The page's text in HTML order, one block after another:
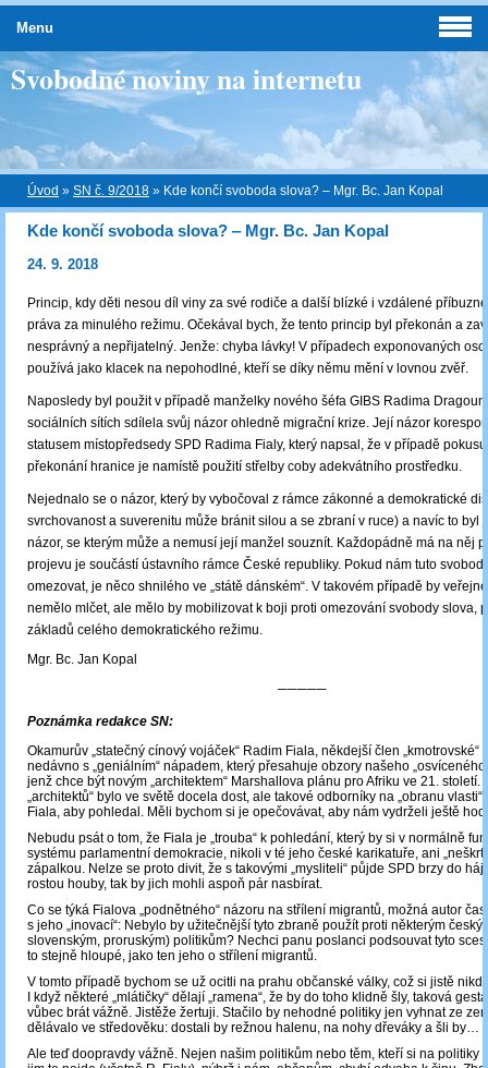
Svobodné noviny na internetu
Úvod » SN č. 9/2018 » Kde končí svoboda slova? ‒ Mgr. Bc. Jan Kopal
Kde končí svoboda slova? ‒ Mgr. Bc. Jan Kopal
24. 9. 2018
Princip, kdy děti nesou díl viny za své rodiče a další blízké i vzdálené
práva za minulého režimu. Očekával bych, že tento princip byl překonán a
nesprávný a nepřijatelný. Jenže: chyba lávky! V případech exponovaných
používá jako klacek na nepohodlné, kteří se díky němu mění v lovnou zvěř.
Naposledy byl použit v případě manželky nového šéfa GIBS Radima
sociálních sítích sdílela svůj názor ohledně migrační krize. Její názor
statusem místopředsedy SPD Radima Fialy, který napsal, že v případě
překonání hranice je namístě použití střelby coby adekvátního prostředku.
Nejednalo se o názor, který by vybočoval z rámce zákonné a demokratické
svrchovanost a suverenitu může bránit silou a se zbraní v ruce) a navíc to byl
názor, se kterým může a nemusí její manžel souznít. Každopádně má na něj
projevu je součástí ústavního rámce České republiky. Pokud nám tuto
omezovat, je něco shnilého ve „státě dánském“. V takovém případě by
nemělo mlčet, ale mělo by mobilizovat k boji proti omezování svobody slova,
základů celého demokratického režimu.
Mgr. Bc. Jan Kopal
─────
Poznámka redakce SN:
Okamurův „statečný cínový vojáček“ Radim Fiala, někdejší člen „kmotrovské“
nedávno s „geniálním“ nápadem, který přesahuje obzory našeho
jenž chce být novým „architektem“ Marshallova plánu pro Afriku ve 21. století.
„architektů“ bylo ve světě docela dost, ale takové odborníky na „obranu
Fiala, aby pohledal. Měli bychom si je opečovávat, aby nám vydrželi ještě
Nebudu psát o tom, že Fiala je „trouba“ k pohledání, který by si v normálně
systému parlamentní demokracie, nikoli v té jeho české karikatuře, ani
zápalkou. Nelze se proto divit, že s takovými „mysliteli“ půjde SPD brzy do
rostou houby, tak by jich mohli aspoň pár nasbírat.
Co se týká Fialova „podnětného“ názoru na střílení migrantů, možná autor
s jeho „inovací“: Nebylo by užitečnější tyto zbraně použít proti některým
slovenským, proruským) politikům? Nechci panu poslanci podsouvat tyto
to stejně hloupé, jako ten jeho o střílení migrantů.
V tomto případě bychom se už ocitli na prahu občanské války, což si jistě
I když některé „mlátičky“ dělají „ramena“, že by do toho klidně šly, taková
vůbec brát vážně. Jistěže žertuji. Stačilo by nehodné politiky jen vyhnat ze
dělávalo ve středověku: dostali by režnou halenu, na nohy dřeváky a šli by…
Ale teď doopravdy vážně. Nejen našim politikům nebo těm, kteří si na politiky
Menu